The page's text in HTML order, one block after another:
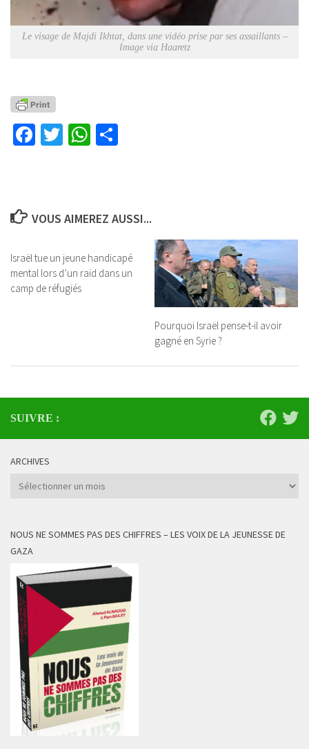
Le visage de Majdi Ikhtat, dans une vidéo prise par ses assaillants –
Image via Haaretz
Facebook
TwitterWhatsApp
VOUS AIMEREZ AUSSI...
Israël tue un jeune handicapé
mental lors d’un raid dans un
camp de réfugiés
Pourquoi Israël pense-t-il avoir
gagné en Syrie ?
SUIVRE :
ARCHIVES
Archives
NOUS NE SOMMES PAS DES CHIFFRES – LES VOIX DE LA JEUNESSE DE
GAZA